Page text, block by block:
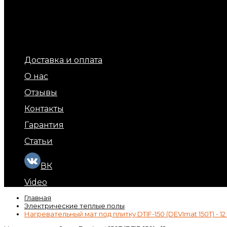
Доставка и оплата
О нас
Отзывы
Контакты
Гарантия
Статьи
ВК
Video
Главная
Электрические теплые полы
Нагревательный мат под плитку DTIF-150 (DEVImat 150T) - 12